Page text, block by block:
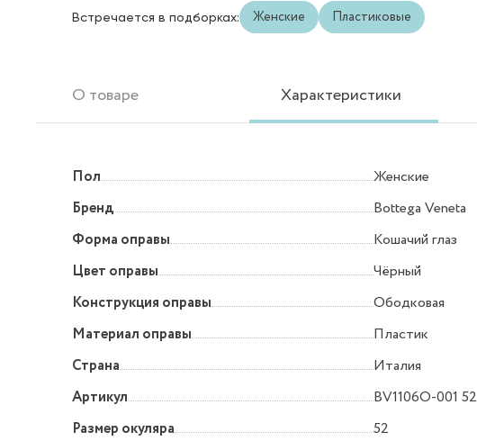
Встречается в подборках: Женские Пластиковые
О товаре Характеристики
Пол
Женские
Бренд
Bottega Veneta
Форма оправы
Кошачий глаз
Цвет оправы
Чёрный
Конструкция оправы
Ободковая
Материал оправы
Пластик
Страна
Италия
Артикул
BV1106O-001 52
Размер окуляра
52